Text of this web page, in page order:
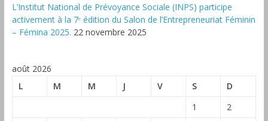
L’Institut National de Prévoyance Sociale (INPS) participe
activement à la 7ᵉ édition du Salon de l’Entrepreneuriat Féminin
– Fémina 2025. 22 novembre 2025
août 2026
L
M M J V S D
1
2